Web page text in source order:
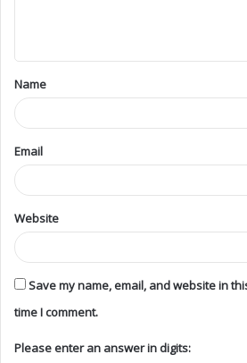
Name
Email
Website
Save my name, email, and website in
time I comment.
Please enter an answer in digits: